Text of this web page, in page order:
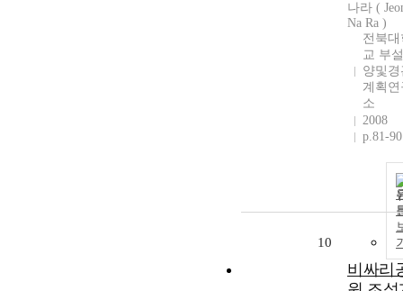
나라 (
Na Ra )
전북대
교 부
양및경
계획연
소
2008
p.81-90
10
비싸리